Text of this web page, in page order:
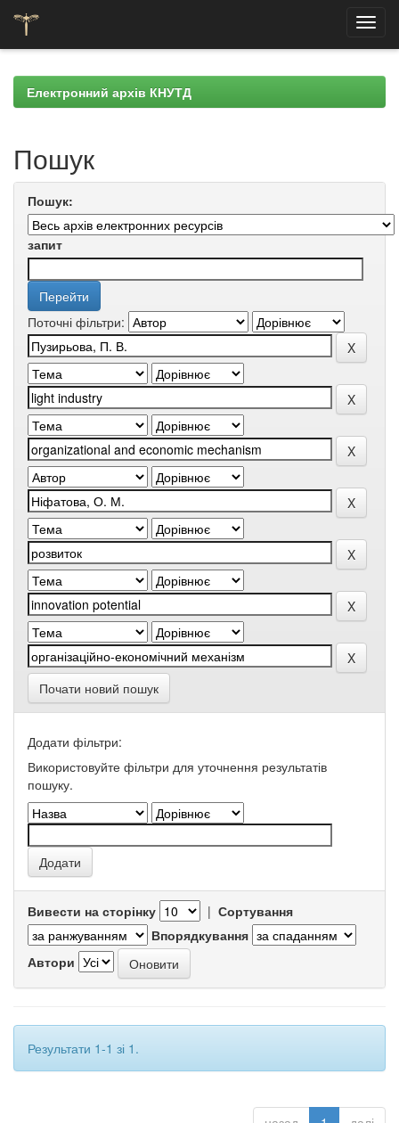
navigationЕлектронний архів КНУТД
Пошук
Пошук:
запит
Поточні фільтри:
Почати новий пошук
Додати фільтри:
Використовуйте фільтри для уточнення результатів
пошуку.
Вивести на сторінку | Сортування
Впорядкування
Автори
Результати 1-1 зі 1.